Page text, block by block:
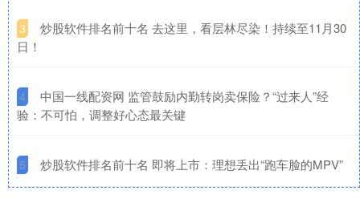
3
​炒股软件排名前十名 去这里，看层林尽染！持续至11月30
日！
4
​中国一线配资网 监管鼓励内勤转岗卖保险？“过来人”经
验：不可怕，调整好心态最关键
5 ​炒股软件排名前十名 即将上市：理想丢出“跑车脸的MPV”